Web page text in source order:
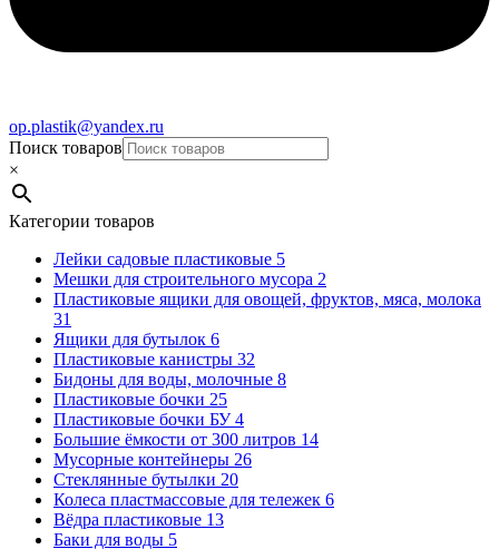
op.plastik@yandex.ru
Поиск товаров
×
Категории товаров
Лейки садовые пластиковые 5
Мешки для строительного мусора 2
Пластиковые ящики для овощей, фруктов, мяса, молока
31
Ящики для бутылок 6
Пластиковые канистры 32
Бидоны для воды, молочные 8
Пластиковые бочки 25
Пластиковые бочки БУ4
Большие ёмкости от 300 литров 14
Мусорные контейнеры 26
Стеклянные бутылки 20
Колеса пластмассовые для тележек 6
Вёдра пластиковые 13
Баки для воды 5